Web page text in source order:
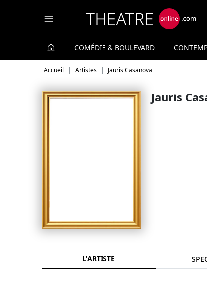
COMÉDIE & BOULEVARD
Accueil Artistes Jauris Casanova
Jauris
L'ARTISTE